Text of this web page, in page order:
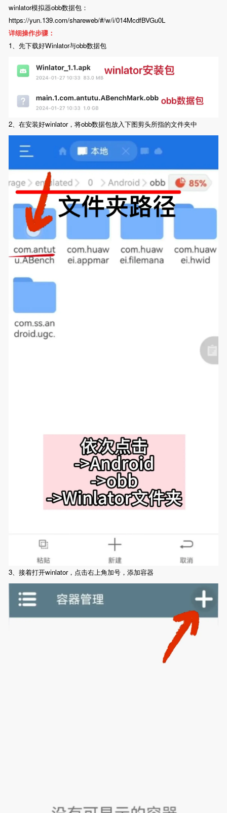
winlator模拟器obb数据包：
https://yun.139.com/shareweb/#/w/i/014McdfBVGu0L
详细操作步骤：
1、先下载好Winlator与obb数据包
2、在安装好winlator，将obb数据包放入下图剪头所指的文件夹中
3、接着打开winlator，点击右上角加号，添加容器